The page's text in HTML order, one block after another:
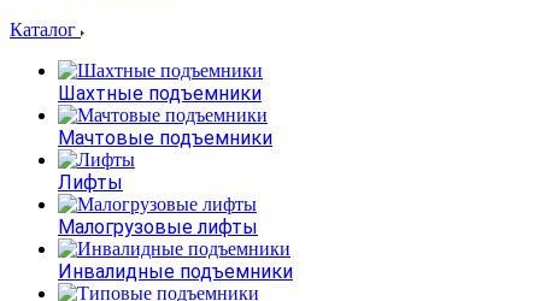
Каталог
Шахтные подъемники
Мачтовые подъемники
Лифты
Малогрузовые лифты
Инвалидные подъемники